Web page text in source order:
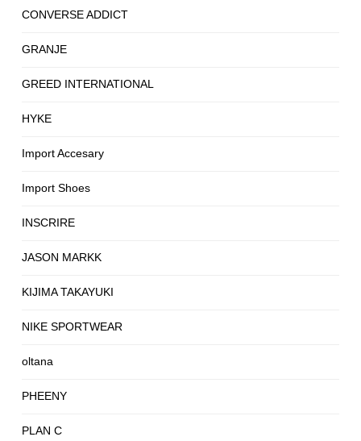
CONVERSE ADDICT
GRANJE
GREED INTERNATIONAL
HYKE
Import Accesary
Import Shoes
INSCRIRE
JASON MARKK
KIJIMA TAKAYUKI
NIKE SPORTWEAR
oltana
PHEENY
PLAN C